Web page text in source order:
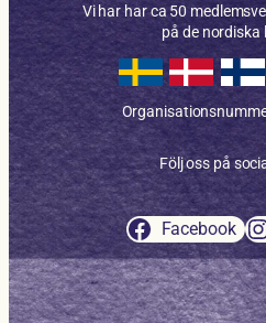
Vi har har ca 50
på de nordiska
Följ oss på
Facebook